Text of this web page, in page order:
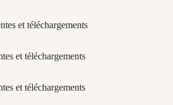
et téléchargements
et téléchargements
et téléchargements